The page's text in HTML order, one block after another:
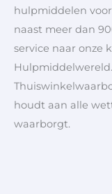
hulpmiddelen
naast meer dan
service naar onze
houdt aan alle
waarborgt.